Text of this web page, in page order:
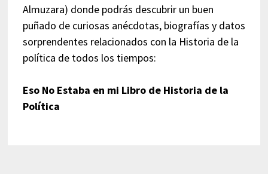
Almuzara) donde podrás descubrir un buen
puñado de curiosas anécdotas, biografías y datos
sorprendentes relacionados con la Historia de la
política de todos los tiempos:
Eso No Estaba en mi Libro de Historia de la
Política